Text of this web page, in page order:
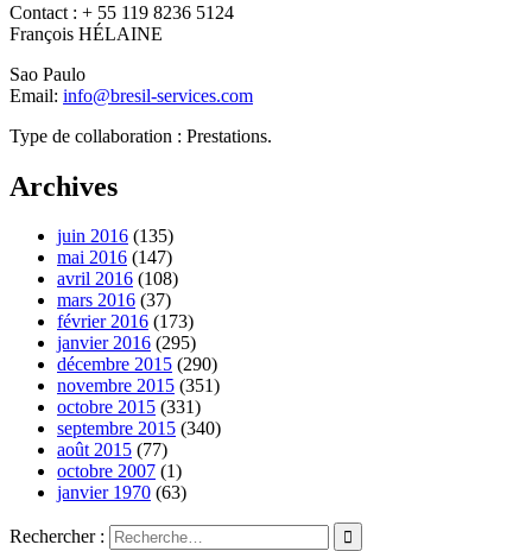
Contact : + 55 119 8236 5124
François HÉLAINE
Sao Paulo
Email: info@bresil-services.com
Type de collaboration : Prestations.
Archives
juin 2016 (135)
mai 2016 (147)
avril 2016 (108)
mars 2016 (37)
février 2016 (173)
janvier 2016 (295)
décembre 2015 (290)
novembre 2015 (351)
octobre 2015 (331)
septembre 2015 (340)
août 2015 (77)
octobre 2007 (1)
janvier 1970 (63)
Rechercher :